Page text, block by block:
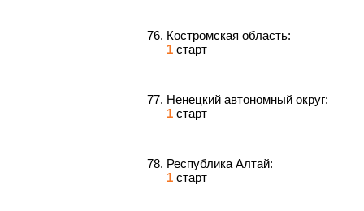
Костромская область:
1 старт
Ненецкий автономный округ:
1 старт
Республика Алтай:
1 старт